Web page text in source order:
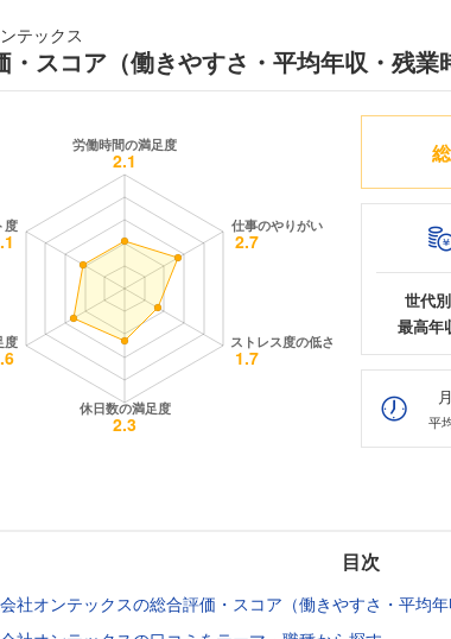
テックス
・スコア（働きやすさ・平均年収・残業
世代別
最高年
平
目次
社オンテックスの総合評価・スコア（働きやすさ・平均年